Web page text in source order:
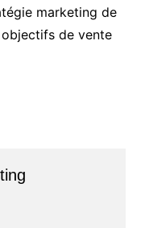
marketing de
de vente